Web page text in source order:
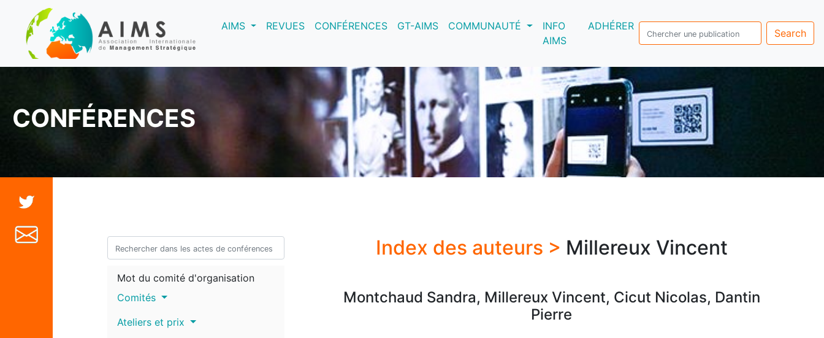
AIMS(current)REVUES CONFÉRENCES GT-AIMS COMMUNAUTÉ
INFO
AIMS
ADHÉRER
Search
CONFÉRENCES
Mot du comité d'organisation
Comités
Ateliers et prix
Index des auteurs > Millereux Vincent
Montchaud Sandra, Millereux Vincent, Cicut Nicolas, Dantin
Pierre